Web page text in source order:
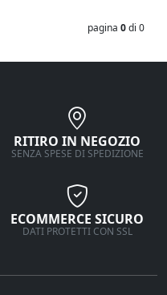
pagina 0di 0
RITIRO IN NEGOZIO
SENZA SPESE DI SPEDIZIONE
ECOMMERCE SICURO
DATI PROTETTI CON SSL